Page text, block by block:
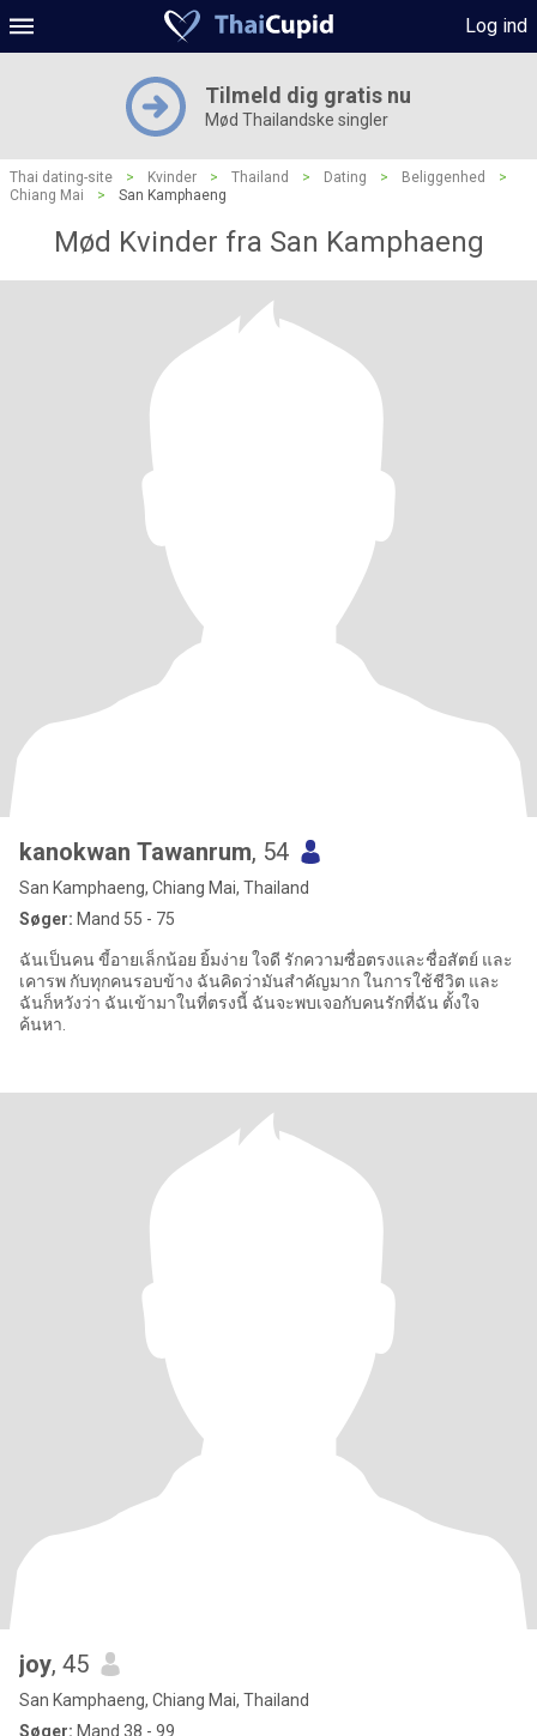
Log ind
Tilmeld dig gratis nu
Mød Thailandske singler
Thai dating-site > Kvinder > Thailand > Dating > Beliggenhed
>
Chiang Mai
> San Kamphaeng
Mød Kvinder fra San Kamphaeng
kanokwan Tawanrum, 54
San Kamphaeng, Chiang Mai, Thailand
Søger: Mand 55 - 75
ฉันเป็นคน ขี้อายเล็กน้อย ยิ้มง่าย ใจดี รักความซื่อตรงและชื่อสัตย์ และ
เคารพ กับทุกคนรอบข้าง ฉันคิดว่ามันสำคัญมาก ในการใช้ชีวิต และ
ฉันก็หวังว่า ฉันเข้ามาในที่ตรงนี้ ฉันจะพบเจอกับคนรักที่ฉัน ตั้งใจ
ค้นหา.
joy, 45
San Kamphaeng, Chiang Mai, Thailand
Søger: Mand 38 - 99